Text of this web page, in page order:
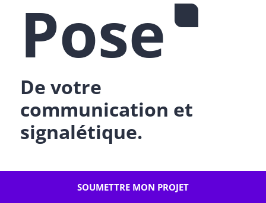
SOUMETTRE MON PROJET
Pose
De votre
communication et
signalétique.
Com-Pose intervient pour vous faciliter